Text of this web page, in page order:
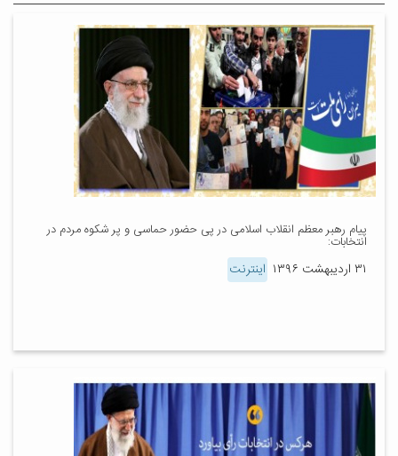
پیام رهبر معظم انقلاب اسلامی در پی حضور حماسی و پر شکوه مردم در
انتخابات:
۳۱ اردیبهشت ۱۳۹۶ اینترنت